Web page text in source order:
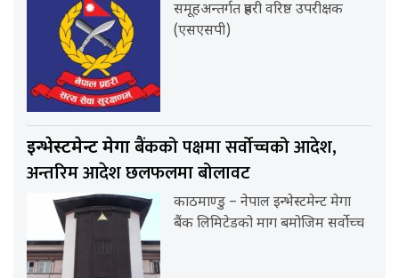
समूहअन्तर्गत प्रहरी वरिष्ठ उपरीक्षक
(एसएसपी)
इन्भेस्टमेन्ट मेगाबैंकको पक्षमा सर्वाेच्चको आदेश,
अन्तरिम आदेश छलफलमा बोलावट
काठमाण्डु – नेपाल इन्भेस्टमेन्ट मेगा
बैंक लिमिटेडको माग बमोजिम सर्वोच्च